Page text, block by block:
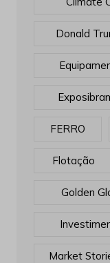
Donald
FERRO
Flotação
Golden
Market